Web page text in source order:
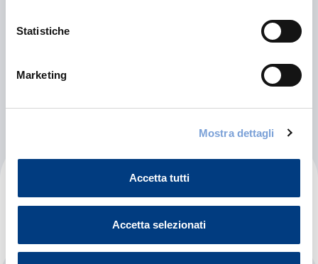
Statistiche
Marketing
Mostra dettagli
Accetta tutti
Accetta selezionati
Indicazioni
Aberdeen Hospital